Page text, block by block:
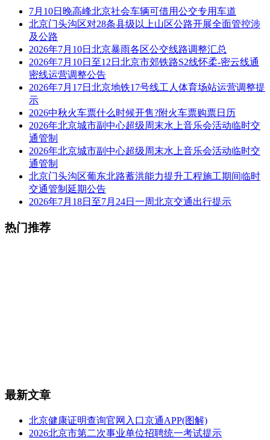
7月10日晚高峰北京社会车辆可借用公交专用车道
北京门头沟区对28条县级以上山区公路开展全面管控涉
及公路
2026年7月10日北京暴雨各区公交线路调整汇总
2026年7月10日至12日北京市郊铁路S2线怀柔-密云线通
密线运营调整公告
2026年7月17日北京地铁17号线工人体育场站运营调整提
示
2026中秋火车票什么时候开售?附火车票购票日历
2026年北京城市副中心超级周末水上音乐会活动临时交
通管制
2026年北京城市副中心超级周末水上音乐会活动临时交
通管制
北京门头沟区葡东北路蓄洪能力提升工程施工期间临时
交通管制延期公告
2026年7月18日至7月24日一周北京交通出行提示
热门推荐
最新文章
北京健康证明查询官网入口京通APP(图解)
2026北京市第二次事业单位招聘统一考试提示